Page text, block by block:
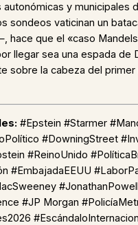
autonómicas y municipales
sondeos vaticinan un
hace que el «caso
llegar sea una espada de
sobre la cabeza del primer
#Epstein #Starmer
#DowningStreet
#ReinoUnido
#EmbajadaEEUU
#JonathanPowell
#JP Morgan